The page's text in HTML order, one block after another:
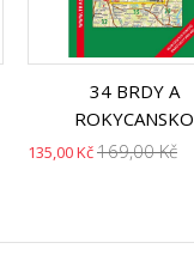
34 BRDY A
ROKYCANSKO
135,00 Kč169,00 Kč